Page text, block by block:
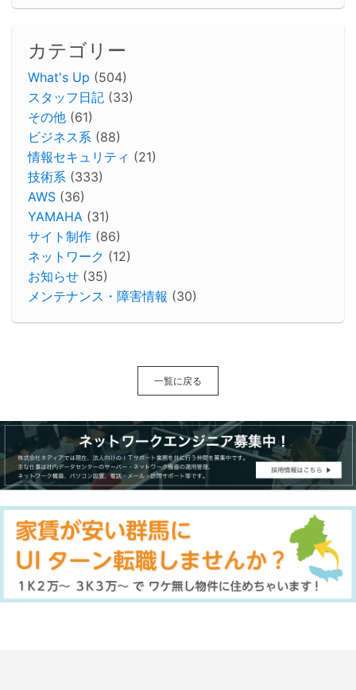
カテゴリー
What's Up (504)
スタッフ日記 (33)
その他 (61)
ビジネス系 (88)
情報セキュリティ (21)
技術系 (333)
AWS (36)
YAMAHA (31)
サイト制作 (86)
ネットワーク (12)
お知らせ (35)
メンテナンス・障害情報 (30)
一覧に戻る